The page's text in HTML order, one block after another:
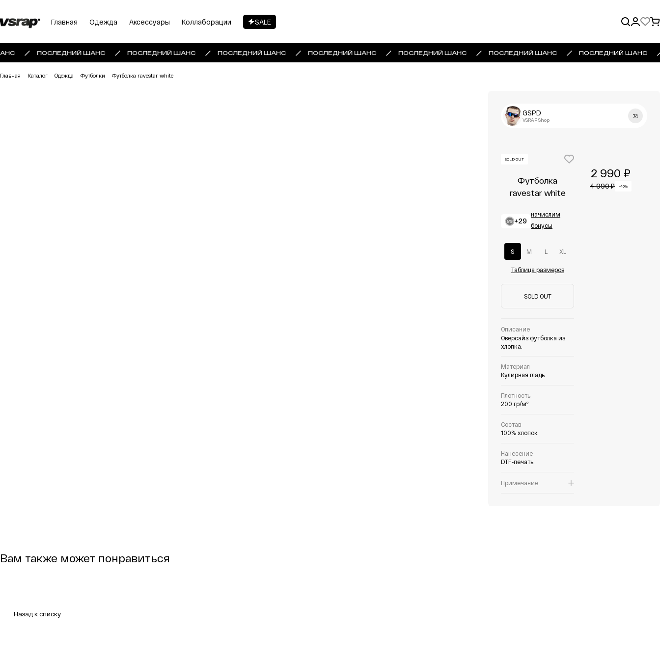
Главная Одежда Аксессуары Коллаборации SALE
ПОСЛЕДНИЙ ШАНС ПОСЛЕДНИЙ ШАНС ПОСЛЕДНИЙ ШАНС ПОСЛЕДНИЙ ШАНС ПОСЛЕДНИЙ ШАНС ПОСЛЕДНИЙ ШАНС ПОСЛЕДНИЙ ШАНС
Главная Каталог Одежда Футболки Футболка ravestar white
GSPD
VSRAP Shop
74
SOLD OUT
Футболка
ravestar white
+29
начислим
бонусы
S M L XL
Таблица размеров
SOLD OUT
Описание
Оверсайз футболка из
хлопка.
Материал
Кулирная гладь
Плотность
200 гр/м²
Состав
100% хлопок
Нанесение
DTF-печать
Примечание
2 990 ₽
4 990 ₽ -40%
Вам также может понравиться
Назад к списку